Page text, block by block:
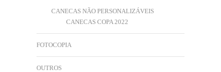
CANECAS NÃO PERSONALIZÁVEIS
CANECAS COPA 2022
FOTOCOPIA
OUTROS